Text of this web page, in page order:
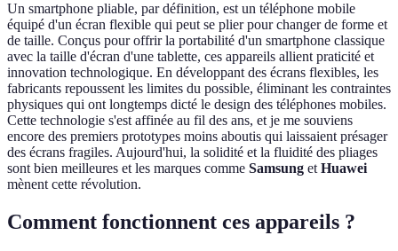
Un smartphone pliable, par définition, est un téléphone mobile
équipé d'un écran flexible qui peut se plier pour changer de forme et
de taille. Conçus pour offrir la portabilité d'un smartphone classique
avec la taille d'écran d'une tablette, ces appareils allient praticité et
innovation technologique. En développant des écrans flexibles, les
fabricants repoussent les limites du possible, éliminant les contraintes
physiques qui ont longtemps dicté le design des téléphones mobiles.
Cette technologie s'est affinée au fil des ans, et je me souviens
encore des premiers prototypes moins aboutis qui laissaient présager
des écrans fragiles. Aujourd'hui, la solidité et la fluidité des pliages
sont bien meilleures et les marques comme Samsung et Huawei
mènent cette révolution.
Comment fonctionnent ces appareils ?